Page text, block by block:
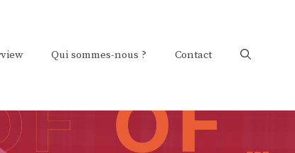
Qui sommes-nous ? Contact